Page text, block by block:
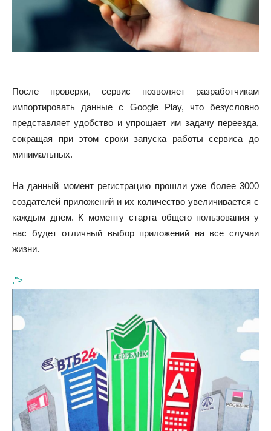
После проверки, сервис позволяет разработчикам
импортировать данные с Google Play, что безусловно
представляет удобство и упрощает им задачу переезда,
сокращая при этом сроки запуска работы сервиса до
минимальных.
На данный момент регистрацию прошли уже более 3000
создателей приложений и их количество увеличивается с
каждым днем. К моменту старта общего пользования у
нас будет отличный выбор приложений на все случаи
жизни.
.">